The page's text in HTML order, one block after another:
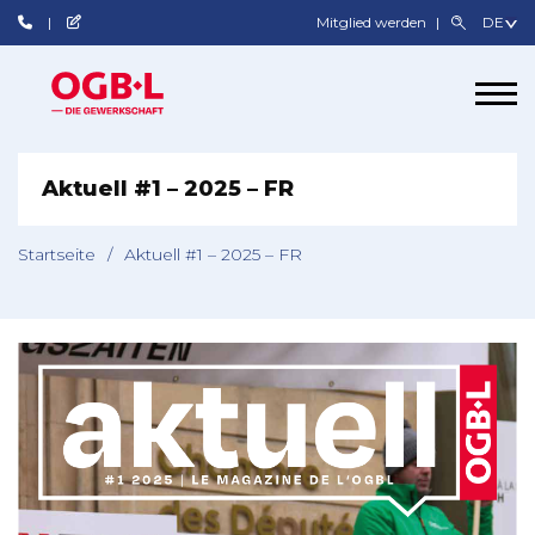
Mitglied werden
Aktuell #1 – 2025 – FR
Startseite / Aktuell #1 – 2025 – FR